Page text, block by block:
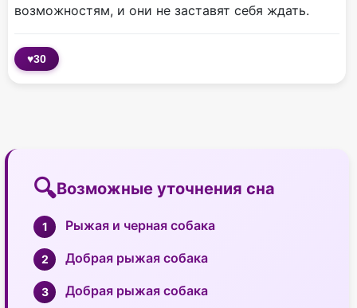
возможностям, и они не заставят себя ждать.
♥30
Возможные уточнения сна
Рыжая и черная собака
Добрая рыжая собака
Добрая рыжая собака